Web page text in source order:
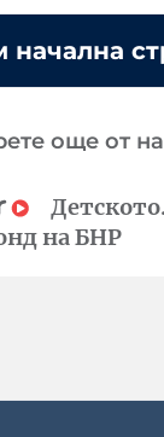
начална
още от
на БНР